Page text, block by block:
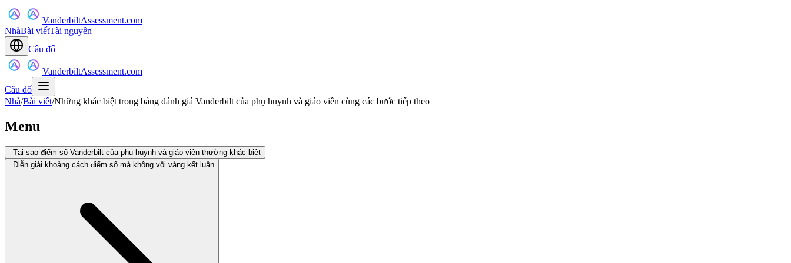
VanderbiltAssessment.com
NhàBài viếtTài nguyên
Câu đố
VanderbiltAssessment.com
Câu đố
Nhà/Bài viết/Những khác biệt trong bảng đánh giá Vanderbilt của phụ huynh và giáo viên cùng các bước tiếp theo
Menu
Tại sao điểm số Vanderbilt của phụ huynh và giáo viên thường khác biệt
Diễn giải khoảng cách điểm số mà không vội vàng kết luận